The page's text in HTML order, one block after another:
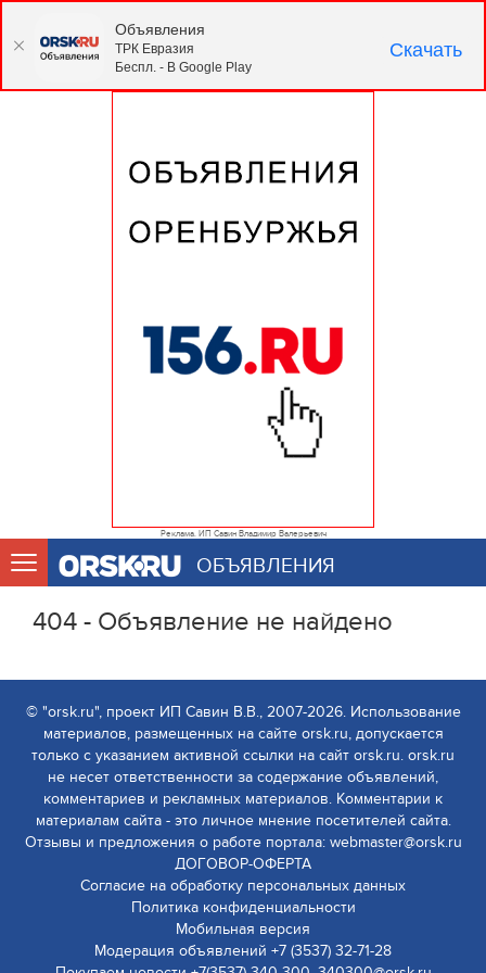
Реклама. ИП Савин Владимир Валерьевич
ОБЪЯВЛЕНИЯ
404 - Объявление не найдено
© "orsk.ru", проект ИП Савин В.В., 2007-2026. Использование
материалов, размещенных на сайте orsk.ru, допускается
только с указанием активной ссылки на сайт orsk.ru. orsk.ru
не несет ответственности за содержание объявлений,
комментариев и рекламных материалов. Комментарии к
материалам сайта - это личное мнение посетителей сайта.
Отзывы и предложения о работе портала: webmaster@orsk.ru
ДОГОВОР-ОФЕРТА
Согласие на обработку персональных данных
Политика конфиденциальности
Мобильная версия
Модерация объявлений +7 (3537) 32-71-28
Объявления
ТРК Евразия
Беспл. - В Google Play
Скачать